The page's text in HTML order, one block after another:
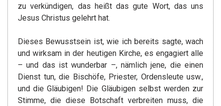
zu verkündigen, das heißt das gute Wort, das uns
Jesus Christus gelehrt hat.
Dieses Bewusstsein ist, wie ich bereits sagte, wach
und wirksam in der heutigen Kirche, es engagiert alle
– und das ist wunderbar –, nämlich jene, die einen
Dienst tun, die Bischöfe, Priester, Ordensleute usw.,
und die Gläubigen! Die Gläubigen selbst werden zur
Stimme, die diese Botschaft verbreiten muss, die